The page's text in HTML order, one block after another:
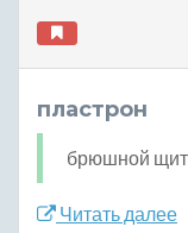
пластрон
брюшной щит
Читать далее